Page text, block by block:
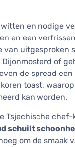
en nodige
en een
van uitgesproken
of
de spread
toast,
kan worden.
Tsjechische chef-
schuilt
om de smaak